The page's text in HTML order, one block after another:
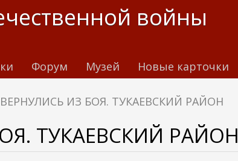
войны
Форум Музей Новые карточки
ИЗ БОЯ. ТУКАЕВСКИЙ РАЙОН
ТУКАЕВСКИЙ РАЙОН